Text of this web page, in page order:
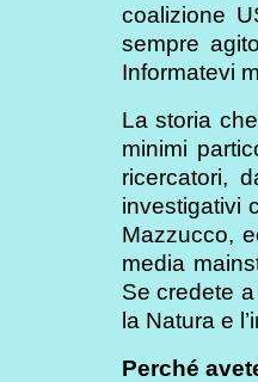
coalizione
sempre
Informatevi
La storia
minimi
ricercatori,
investigativi
Mazzucco,
media
Se credete
la Natura e
Perché